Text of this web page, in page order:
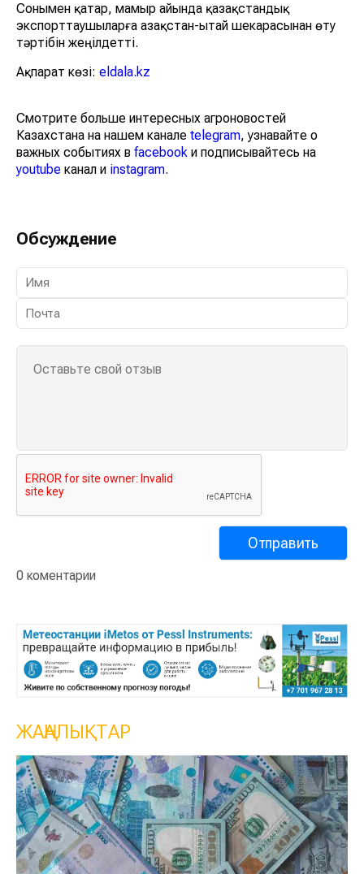
Сонымен қатар, мамыр айында қазақстандық
экспорттаушыларға Қазақстан-Қытай шекарасынан өту
тәртібін жеңілдетті.
Ақпарат көзі: eldala.kz
Смотрите больше интересных агроновостей
Казахстана на нашем канале telegram, узнавайте о
важных событиях в facebook и подписывайтесь на
youtube канал и instagram.
Обсуждение
0 коментарии
ЖАҢАЛЫҚТАР